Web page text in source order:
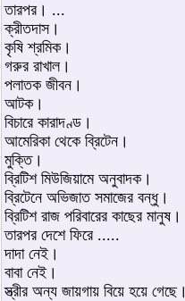
তারপর। ...
ক্রীতদাস।
কৃষি শ্রমিক।
গরুর রাখাল।
পলাতক জীবন।
আটক।
বিচারে কারাদণ্ড।
আমেরিকা থেকে ব্রিটেন।
মুক্তি।
ব্রিটিশ মিউজিয়ামে অনুবাদক।
ব্রিটেনে অভিজাত সমাজের বন্ধু।
ব্রিটিশ রাজ পরিবারের কাছের মানুষ।
তারপর দেশে ফিরে .....
দাদা নেই।
বাবা নেই।
স্ত্রীর অন্য জায়গায় বিয়ে হয়ে গেছে।